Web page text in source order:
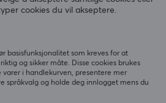
0%
0%
cookies du vil akseptere.
basisfunksjonalitet som kreves for at
og sikker måte. Disse cookies brukes
i handlekurven, presentere mer
språkvalg og holde deg innlogget mens du